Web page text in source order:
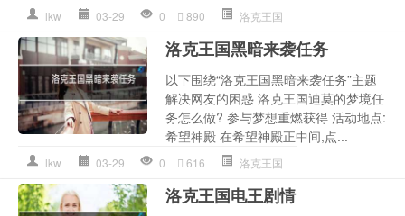
lkw 03-29 0 890 洛克王国
洛克王国黑暗来袭任务
以下围绕“洛克王国黑暗来袭任务”主题
解决网友的困惑 洛克王国迪莫的梦境任
务怎么做? 参与梦想重燃获得 活动地点:
希望神殿 在希望神殿正中间,点...
lkw 03-29 0 616 洛克王国
洛克王国电王剧情